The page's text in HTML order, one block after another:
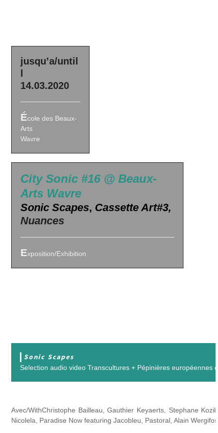
jusqu’a/until
14.03.2020
École des Beaux-
Arts
Wavre
City Sonic #16 @ Beaux-
Arts Wavre
Sonic Scapes, Cassette Art#3,
Nuances
Exposition/Exhibition
Sonic Scapes
Selection audio video Transcultures + Pépinières européennes
Avec/WithChristophe Bailleau, Gauthier Keyaerts, Stephane
Nicolela, Paradise Now featuring Jacobleu, Pastoral, Alain